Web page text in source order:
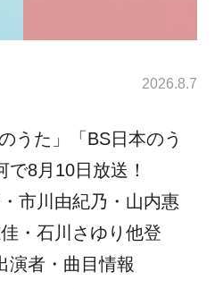
2026.8.7
うた」「BS日本のう
で8月10日放送！
市川由紀乃・山内惠
・石川さゆり他登
者・曲目情報